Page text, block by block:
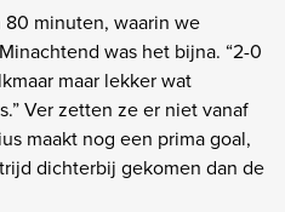
80 minuten, waarin we
was het bijna. “2-0
maar lekker wat
Ver zetten ze er niet vanaf
maakt nog een prima goal,
dichterbij gekomen dan de